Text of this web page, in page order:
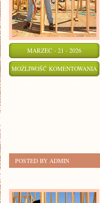
MARZEC - 21 - 2026
MOŻLIWOŚĆ KOMENTOWANIA
POSTED BY ADMIN